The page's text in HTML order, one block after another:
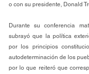
o con su presidente, Donald
Durante su conferencia
subrayó que la política
por los principios
autodeterminación de los
por lo que reiteró que